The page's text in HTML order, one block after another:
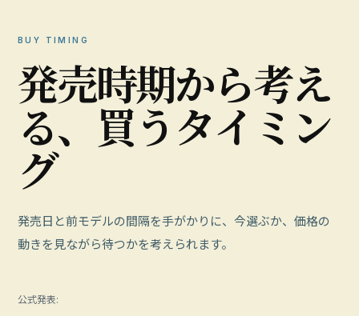
BUY TIMING
発売時期から考え
る、 買うタイ ミ ン
グ
発売日と前モデルの間隔を手がかりに、今選ぶか、価格の
動きを見ながら待つかを考えられます。
公式発表: